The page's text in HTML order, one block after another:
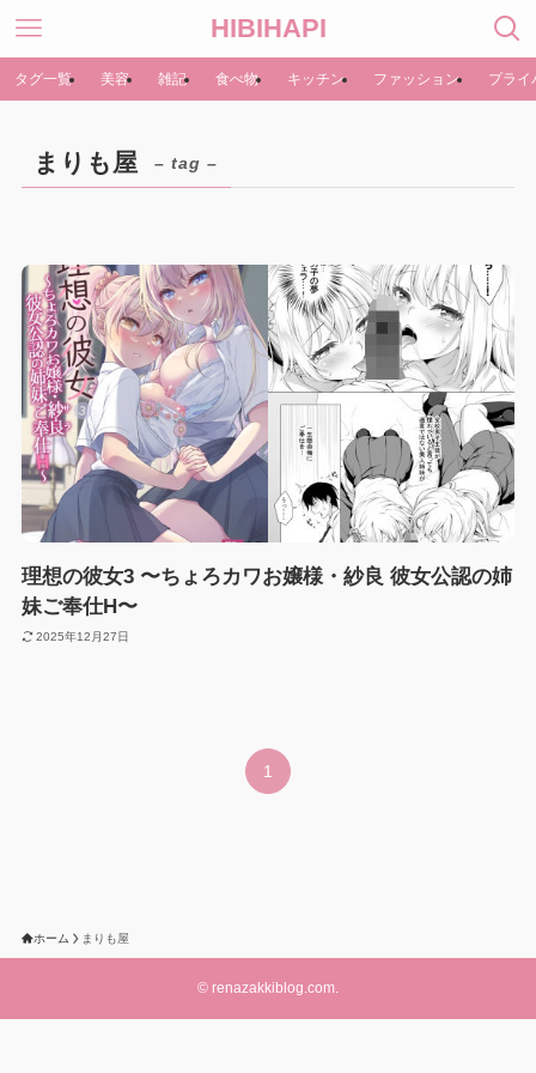
HIBIHAPI
タグ一覧 美容 雑記 食べ物 キッチン ファッション プライ
まりも屋 – tag –
理想の彼女3 〜ちょろカワお嬢様・紗良 彼女公認の姉
妹ご奉仕H〜
2025年12月27日
1
ホーム まりも屋
© renazakkiblog.com.